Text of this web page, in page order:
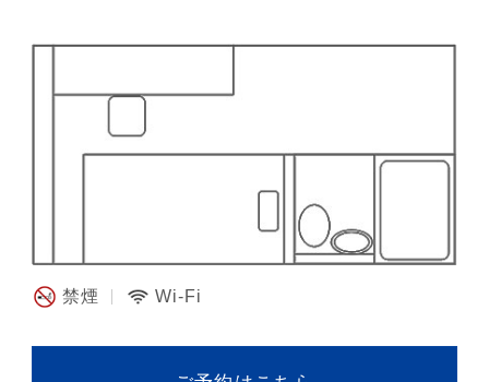
禁煙 Wi-Fi